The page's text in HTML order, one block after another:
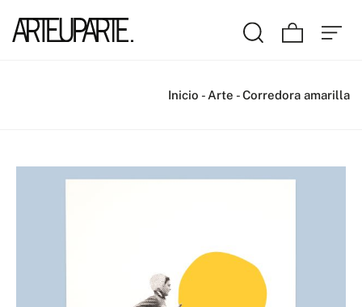
Inicio - Arte -Corredora amarilla